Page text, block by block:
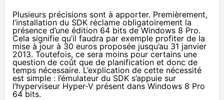
Plusieurs précisions sont à apporter. Premièrement,
l’installation du SDK réclame obligatoirement la
présence d’une édition 64 bits de Windows 8 Pro.
Cela signifie qu’il faudra par exemple profiter de la
mise à jour à 30 euros proposée jusqu’au 31 janvier
2013. Toutefois, ce sera moins pour certains une
question de coût que de planification et donc de
temps nécessaire. L’explication de cette nécessité
est simple : l’émulateur du SDK s’appuie sur
l’hyperviseur Hyper-V présent dans Windows 8 Pro
64 bits.